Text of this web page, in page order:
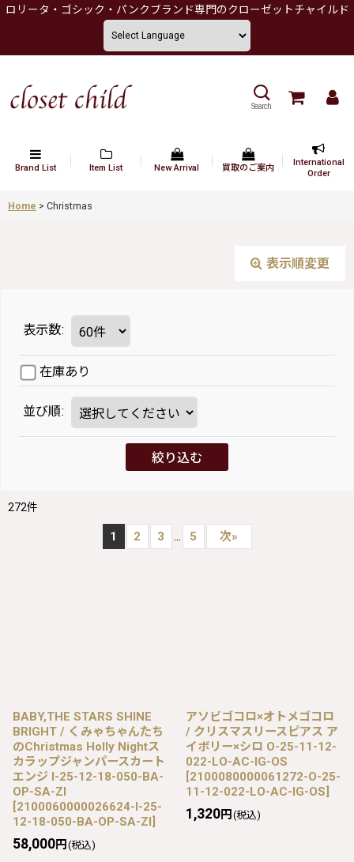
ロリータ・ゴシック・パンクブランド専門のクローゼットチャイルド
Search
Brand List Item List New Arrival 買取のご案内
International
Order
Home > Christmas
表示順変更
表示数:
在庫あり
並び順:
絞り込む
272件
1 2 3 ... 5 次»
BABY,THE STARS SHINE
BRIGHT / くみゃちゃんたち
のChristmas Holly Nightス
カラップジャンパースカート
エンジ I-25-12-18-050-BA-
OP-SA-ZI
[2100060000026624-I-25-
12-18-050-BA-OP-SA-ZI]
58,000円 (税込)
アソビゴコロ×オトメゴコロ
/ クリスマスリースピアス ア
イボリー×シロ O-25-11-12-
022-LO-AC-IG-OS
[2100080000061272-O-25-
11-12-022-LO-AC-IG-OS]
1,320円 (税込)